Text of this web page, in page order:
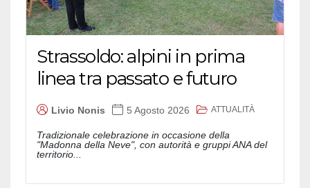
Strassoldo: alpini in prima
linea tra passato e futuro
Livio Nonis 5 Agosto 2026 ATTUALITÀ
Tradizionale celebrazione in occasione della
"Madonna della Neve", con autorità e gruppi ANA del
territorio...